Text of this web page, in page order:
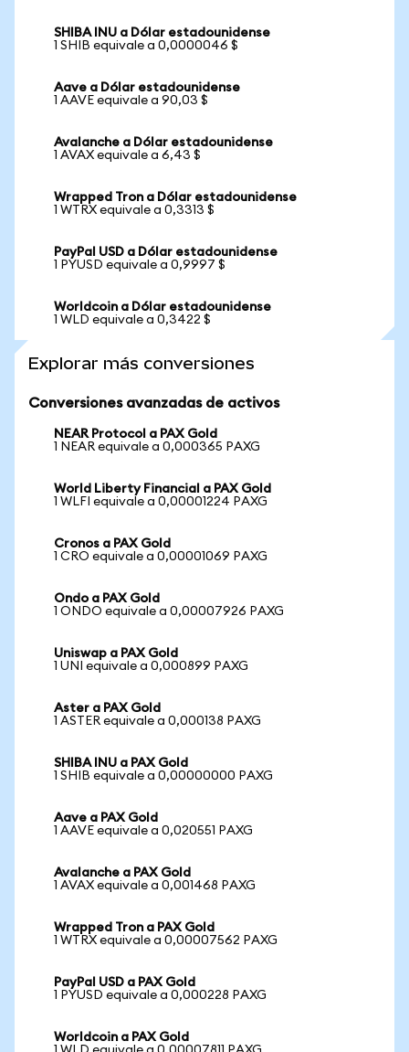
SHIBA INU a Dólar estadounidense
1 SHIB equivale a 0,0000046 $
Aave a Dólar estadounidense
1 AAVE equivale a 90,03 $
Avalanche a Dólar estadounidense
1 AVAX equivale a 6,43 $
Wrapped Tron a Dólar estadounidense
1 WTRX equivale a 0,3313 $
PayPal USD a Dólar estadounidense
1 PYUSD equivale a 0,9997 $
Worldcoin a Dólar estadounidense
1 WLD equivale a 0,3422 $
Explorar más conversiones
Conversiones avanzadas de activos
NEAR Protocol a PAX Gold
1 NEAR equivale a 0,000365 PAXG
World Liberty Financial a PAX Gold
1 WLFI equivale a 0,00001224 PAXG
Cronos a PAX Gold
1 CRO equivale a 0,00001069 PAXG
Ondo a PAX Gold
1 ONDO equivale a 0,00007926 PAXG
Uniswap a PAX Gold
1 UNI equivale a 0,000899 PAXG
Aster a PAX Gold
1 ASTER equivale a 0,000138 PAXG
SHIBA INU a PAX Gold
1 SHIB equivale a 0,00000000 PAXG
Aave a PAX Gold
1 AAVE equivale a 0,020551 PAXG
Avalanche a PAX Gold
1 AVAX equivale a 0,001468 PAXG
Wrapped Tron a PAX Gold
1 WTRX equivale a 0,00007562 PAXG
PayPal USD a PAX Gold
1 PYUSD equivale a 0,000228 PAXG
Worldcoin a PAX Gold